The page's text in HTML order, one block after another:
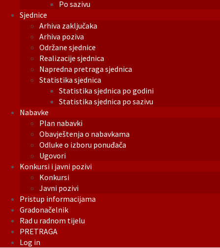
Po sazivu
Sjednice
Arhiva zaključaka
Arhiva poziva
Održane sjednice
Realizacije sjednica
Napredna pretraga sjednica
Statistika sjednica
Statistika sjednica po godini
Statistika sjednica po sazivu
Nabavke
Plan nabavki
Obavještenja o nabavkama
Odluke o izboru ponuđača
Ugovori
Konkursi i javni pozivi
Konkursi
Javni pozivi
Pristup informacijama
Gradonačelnik
Rad u radnom tijelu
PRETRAGA
Log in